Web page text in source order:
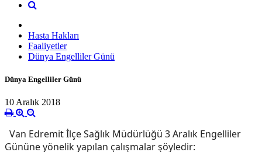
Hasta Hakları
Faaliyetler
Dünya Engelliler Günü
Dünya Engelliler Günü
10 Aralık 2018
Van Edremit İlçe Sağlık Müdürlüğü 3 Aralık Engelliler
Gününe yönelik yapılan çalışmalar şöyledir: